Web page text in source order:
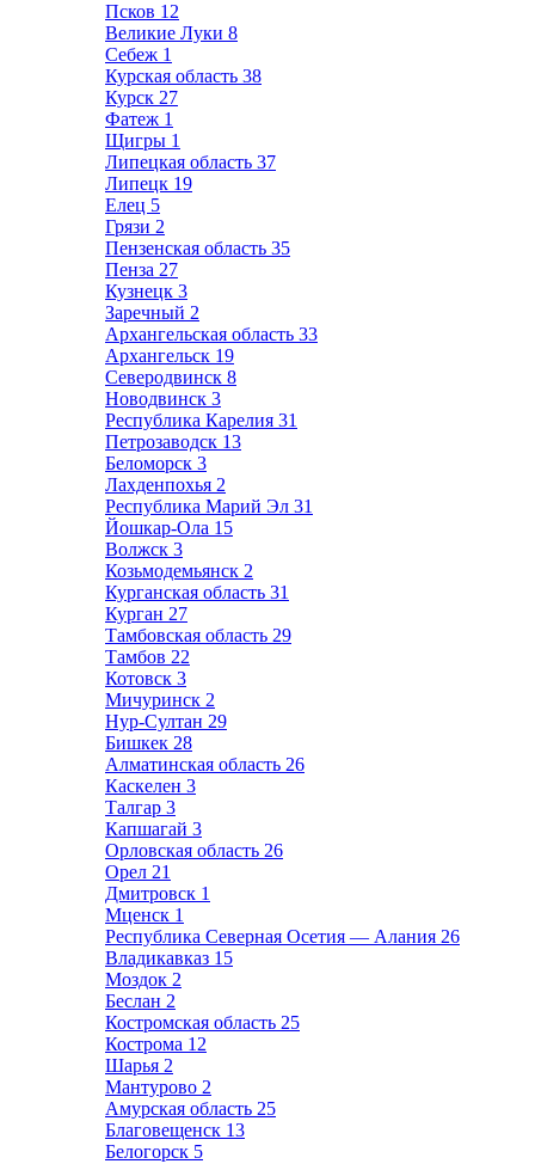
Псков 12
Великие Луки 8
Себеж 1
Курская область 38
Курск 27
Фатеж 1
Щигры 1
Липецкая область 37
Липецк 19
Елец 5
Грязи 2
Пензенская область 35
Пенза 27
Кузнецк 3
Заречный 2
Архангельская область 33
Архангельск 19
Северодвинск 8
Новодвинск 3
Республика Карелия 31
Петрозаводск 13
Беломорск 3
Лахденпохья 2
Республика Марий Эл 31
Йошкар-Ола 15
Волжск 3
Козьмодемьянск 2
Курганская область 31
Курган 27
Тамбовская область 29
Тамбов 22
Котовск 3
Мичуринск 2
Нур-Султан 29
Бишкек 28
Алматинская область 26
Каскелен 3
Талгар 3
Капшагай 3
Орловская область 26
Орел 21
Дмитровск 1
Мценск 1
Республика Северная Осетия — Алания 26
Владикавказ 15
Моздок 2
Беслан 2
Костромская область 25
Кострома 12
Шарья 2
Мантурово 2
Амурская область 25
Благовещенск 13
Белогорск 5